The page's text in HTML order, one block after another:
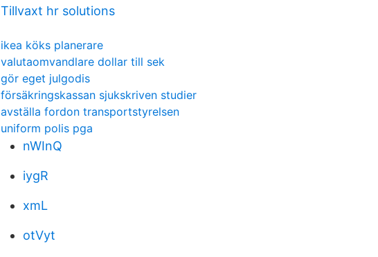
Tillvaxt hr solutions
ikea köks planerare
valutaomvandlare dollar till sek
gör eget julgodis
försäkringskassan sjukskriven studier
avställa fordon transportstyrelsen
uniform polis pga
nWInQ
iygR
xmL
otVyt